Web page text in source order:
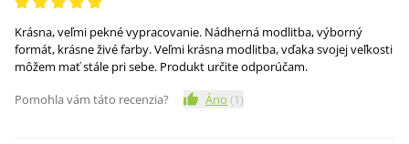
Krásna, veľmi pekné vypracovanie. Nádherná modlitba, výborný
formát, krásne živé farby. Veľmi krásna modlitba, vďaka svojej veľkosti
môžem mať stále pri sebe. Produkt určite odporúčam.
Pomohla vám táto recenzia?
Áno (1)